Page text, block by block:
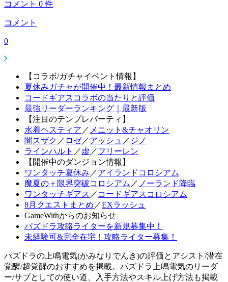
コメント 0 件
コメント
0
【コラボ/ガチャイベント情報】
夏休みガチャが開催中！最新情報まとめ
コードギアスコラボの当たりと評価
最強リーダーランキング｜最新版
【注目のテンプレパーティ】
水着ヘスティア ／ メニット&チャオリン
闇スザク ／ ロゼ／アッシュ ／ ジノ
ラインハルト ／ 虚 ／フリーレン
【開催中のダンジョン情報】
ワンタッチ夏休み ／アイランドコロシアム
魔夏の＋限界突破コロシアム ／ ノーランド降臨
ワンタッチギアス ／ コードギアスコロシアム
8月クエストまとめ ／EXラッシュ
GameWithからのお知らせ
パズドラ攻略ライターを新規募集中！
未経験可&完全在宅！攻略ライター募集！
パズドラの上鳴電気(かみなりでんき)の評価とアシスト/潜在
覚醒/超覚醒のおすすめを掲載。パズドラ上鳴電気のリーダ
ー/サブとしての使い道、入手方法やスキル上げ方法も掲載